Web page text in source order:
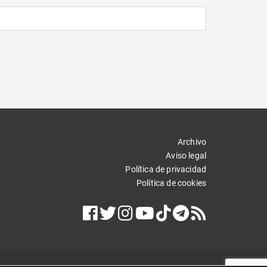
Archivo
Aviso legal
Política de privacidad
Política de cookies